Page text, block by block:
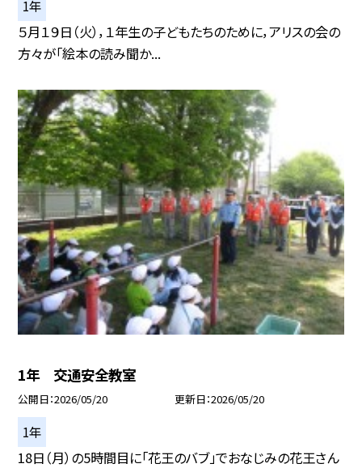
1年
５月１９日（火），１年生の子どもたちのために，アリスの会の
方々が「絵本の読み聞か...
1年 交通安全教室
公開日 2026/05/20 更新日 2026/05/20
1年
18日（月）の5時間目に「花王のバブ」でおなじみの花王さん